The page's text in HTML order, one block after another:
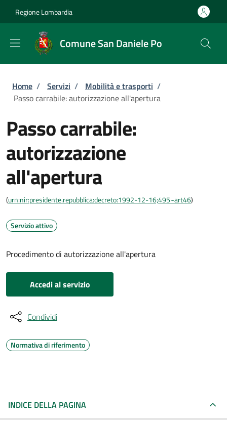
Regione Lombardia
Comune San Daniele Po
Briciole di pane
Home / Servizi / Mobilità e trasporti /
Passo carrabile: autorizzazione all'apertura
Passo carrabile:
autorizzazione
all'apertura
(urn:nir:presidente.repubblica:decreto:1992-12-16;495~art46)
Servizio attivo
Procedimento di autorizzazione all'apertura
Accedi al servizio
Condividi
Normativa di riferimento
INDICE DELLA PAGINA